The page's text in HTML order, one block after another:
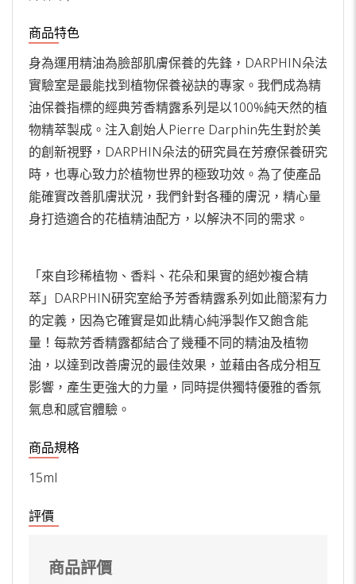
商品特色
身為運用精油為臉部肌膚保養的先鋒，DARPHIN朵法
實驗室是最能找到植物保養祕訣的專家。我們成為精
油保養指標的經典芳香精露系列是以100%純天然的植
物精萃製成。注入創始人Pierre Darphin先生對於美
的創新視野，DARPHIN朵法的研究員在芳療保養研究
時，也專心致力於植物世界的極致功效。為了使產品
能確實改善肌膚狀況，我們針對各種的膚況，精心量
身打造適合的花植精油配方，以解決不同的需求。
「來自珍稀植物、香料、花朵和果實的絕妙複合精
萃」DARPHIN研究室給予芳香精露系列如此簡潔有力
的定義，因為它確實是如此精心純淨製作又飽含能
量！每款芳香精露都結合了幾種不同的精油及植物
油，以達到改善膚況的最佳效果，並藉由各成分相互
影響，產生更強大的力量，同時提供獨特優雅的香氛
氣息和感官體驗。
商品規格
15ml
評價
商品評價